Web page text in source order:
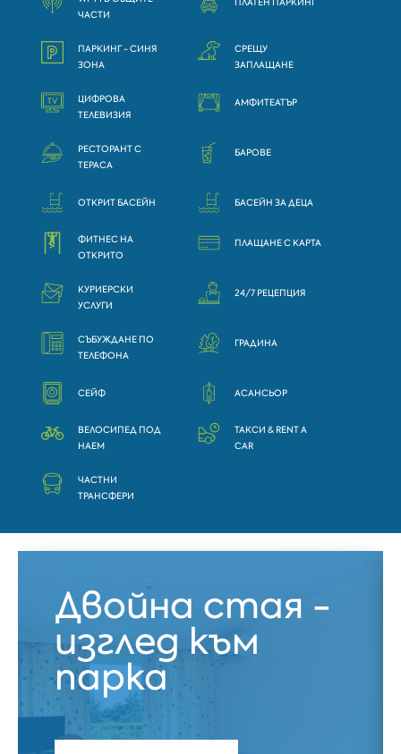
ЧАСТИ
ПЛАТЕН ПАРКИНГ
ПАРКИНГ - СИНЯ
ЗОНА
СРЕЩУ
ЗАПЛАЩАНЕ
ЦИФРОВА
ТЕЛЕВИЗИЯ
АМФИТЕАТЪР
РЕСТОРАНТ С
ТЕРАСА
БАРОВЕ
ОТКРИТ БАСЕЙН БАСЕЙН ЗА ДЕЦА
ФИТНЕС НА
ОТКРИТО
ПЛАЩАНЕ С КАРТА
КУРИЕРСКИ
УСЛУГИ
24/7 РЕЦЕПЦИЯ
СЪБУЖДАНЕ ПО
ТЕЛЕФОНА
ГРАДИНА
СЕЙФ АСАНСЬОР
ВЕЛОСИПЕД ПОД
НАЕМ
ТАКСИ & RENT A
CAR
ЧАСТНИ
ТРАНСФЕРИ
Двойна стая -
изглед към
парка